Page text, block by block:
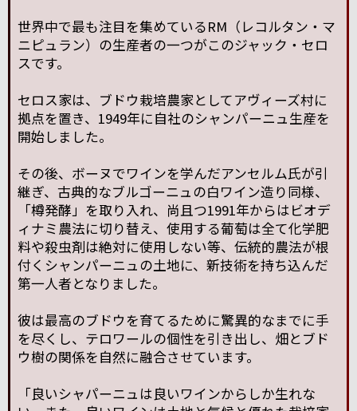
世界中で最も注目を集めているRM（レコルタン・マ
ニピュラン）の生産者の一つがこのジャック・セロ
スです。
セロス家は、ブドウ栽培農家としてアヴィーズ村に
拠点を置き、1949年に自社のシャンパーニュ生産を
開始しました。
その後、ボーヌでワインを学んだアンセルム氏が引
継ぎ、古典的なブルゴーニュの白ワイン造り同様、
「樽発酵」を取り入れ、尚且つ1991年からはビオデ
ィナミ農法に切り替え、使用する葡萄は全て化学肥
料や殺虫剤は絶対に使用しない等、伝統的農法が根
付くシャンパーニュの土地に、新技術を持ち込んだ
第一人者となりました。
彼は最高のブドウを育てるために驚異的なまでに手
を尽くし、テロワールの個性を引き出し、畑とブド
ウ樹の関係を自然に融合させています。
「良いシャパーニュは良いワインからしか生れな